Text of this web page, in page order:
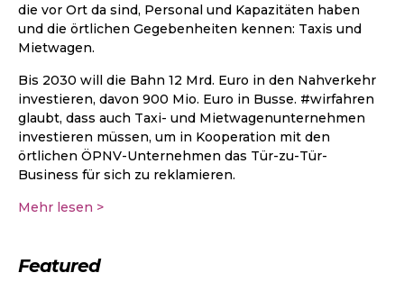
die vor Ort da sind, Personal und Kapazitäten haben
und die örtlichen Gegebenheiten kennen: Taxis und
Mietwagen.
Bis 2030 will die Bahn 12 Mrd. Euro in den Nahverkehr
investieren, davon 900 Mio. Euro in Busse. #wirfahren
glaubt, dass auch Taxi- und Mietwagenunternehmen
investieren müssen, um in Kooperation mit den
örtlichen ÖPNV-Unternehmen das Tür-zu-Tür-
Business für sich zu reklamieren.
Mehr lesen >
Featured